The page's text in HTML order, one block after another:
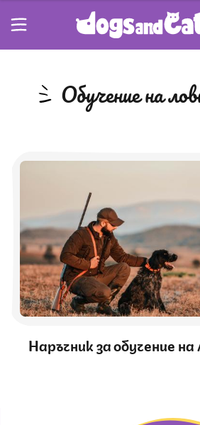
обучение на
Наръчник за обучение